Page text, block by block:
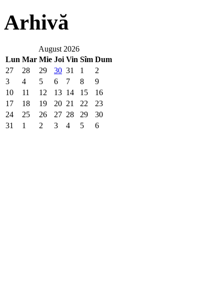
Arhivă
August 2026
Lun Mar Mie Joi Vin Sîm Dum
27
28 29 30 31 1
2
3
4 5 6 7 8
9
10
11 12 13 14 15
16
17
18 19 20 21 22
23
24
25 26 27 28 29
30
31
1 2 3 4 5 6